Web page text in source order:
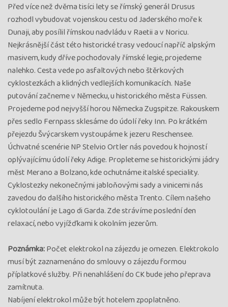
Před více než dvěma tisíci lety se římský generál Drusus
rozhodl vybudovat vojenskou cestu od Jaderského moře k
Dunaji, aby posílil římskou nadvládu v Raetii a v Noricu.
Nejkrásnější část této historické trasy vedoucí napříč alpským
masivem, kudy dříve pochodovaly římské legie, projedeme
nalehko. Cesta vede po asfaltových nebo štěrkových
cyklostezkách a klidných vedlejších komunikacích. Naše
putování začneme v Německu, u historického města Füssen.
Projedeme pod nejvyšší horou Německa Zugspitze. Rakouskem
přes sedlo Fernpass sklesáme do údolí řeky Inn. Po krátkém
přejezdu Švýcarskem vystoupáme k jezeru Reschensee.
Úchvatné scenérie NP Stelvio Ortler nás povedou k hojností
oplývajícímu údolí řeky Adige. Propleteme se historickými jádry
měst Merano a Bolzano, kde ochutnáme italské speciality.
Cyklostezky nekonečnými jabloňovými sady a vinicemi nás
zavedou do dalšího historického města Trento. Cílem našeho
cyklotoulání je Lago di Garda. Zde strávíme poslední den
relaxací, nebo vyjížďkami k okolním jezerům.
Poznámka:Počet elektrokol na zájezdu je omezen. Elektrokolo
musí být zaznamenáno do smlouvy o zájezdu formou
příplatkové služby. Při nenahlášení do CK bude jeho přeprava
zamítnuta.
Nabíjení elektrokol může být hotelem zpoplatněno.